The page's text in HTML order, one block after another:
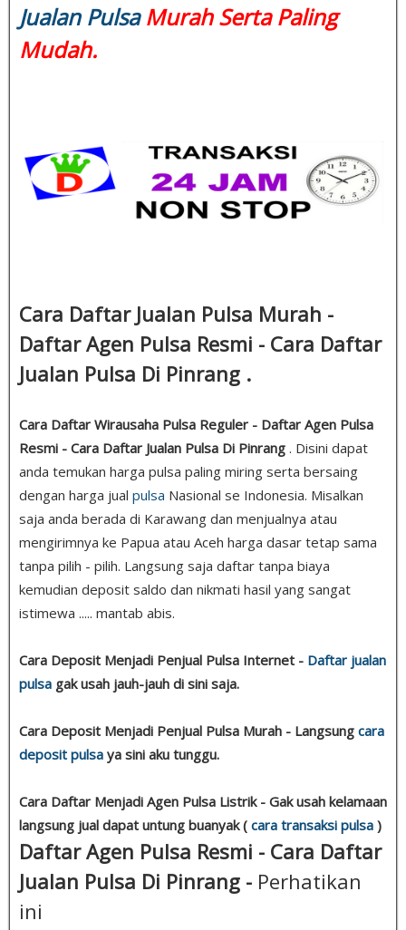
Jualan PulsaMurah Serta Paling
Mudah.
Cara Daftar Jualan Pulsa Murah -
Daftar Agen Pulsa Resmi - Cara Daftar
Jualan Pulsa Di Pinrang .
Cara Daftar Wirausaha Pulsa Reguler - Daftar Agen Pulsa
Resmi - Cara Daftar Jualan Pulsa Di Pinrang . Disini dapat
anda temukan harga pulsa paling miring serta bersaing
dengan harga jual pulsa Nasional se Indonesia. Misalkan
saja anda berada di Karawang dan menjualnya atau
mengirimnya ke Papua atau Aceh harga dasar tetap sama
tanpa pilih - pilih. Langsung saja daftar tanpa biaya
kemudian deposit saldo dan nikmati hasil yang sangat
istimewa ..... mantab abis.
Cara Deposit Menjadi Penjual Pulsa Internet - Daftar jualan
pulsa gak usah jauh-jauh di sini saja.
Cara Deposit Menjadi Penjual Pulsa Murah - Langsung cara
deposit pulsa ya sini aku tunggu.
Cara Daftar Menjadi Agen Pulsa Listrik - Gak usah kelamaan
langsung jual dapat untung buanyak ( cara transaksi pulsa )
Daftar Agen Pulsa Resmi - Cara Daftar
Jualan Pulsa Di Pinrang - Perhatikan
ini